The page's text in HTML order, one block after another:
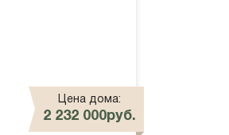
Цена дома:
2 232 000руб.